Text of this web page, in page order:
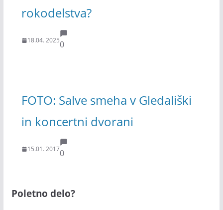
rokodelstva?
18.04. 20250
FOTO: Salve smeha v Gledališki
in koncertni dvorani
15.01. 20170
Poletno delo?